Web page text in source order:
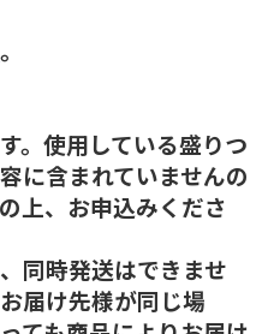
。
。使用している盛りつ
に含まれていませんの
上、お申込みくださ
同時発送はできませ
届け先様が同じ場